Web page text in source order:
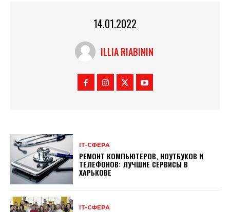
14.01.2022
ILLIA RIABININ
ІТ-СФЕРА
РЕМОНТ КОМПЬЮТЕРОВ, НОУТБУКОВ И
ТЕЛЕФОНОВ: ЛУЧШИЕ СЕРВИСЫ В
ХАРЬКОВЕ
ІТ-СФЕРА